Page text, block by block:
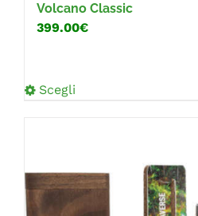
Volcano Classic
399.00€
Scegli